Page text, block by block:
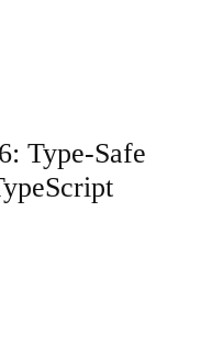
Type-Safe